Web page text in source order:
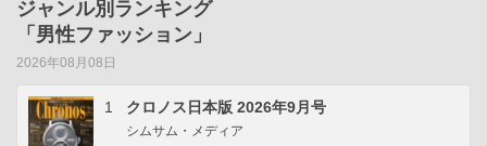
ジャンル別ランキング
「男性ファッション」
2026年08月08日
1 クロノス日本版 2026年9月号
シムサム・メディア